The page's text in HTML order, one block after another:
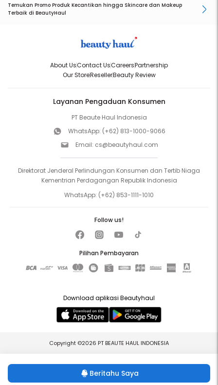
Beritahu Saya
Temukan Promo Produk Kecantikan hingga Skincare dan Makeup
Terbaik di BeautyHaul
About UsContact UsCareersPartnership
Our StoreResellerBeauty Review
Layanan Pengaduan Konsumen
PT Beaute Haul Indonesia
WhatsApp: (+62) 813-1000-9066
Email: cs@beautyhaul.com
Direktorat Jenderal Perlindungan Konsumen dan Tertib Niaga
Kementrian Perdagangan Republik Indonesia
WhatsApp: (+62) 853-1111-1010
Pilihan Pembayaran
Follow us!
Download aplikasi Beautyhaul
Copyright ©2026 PT BEAUTE HAUL INDONESIA